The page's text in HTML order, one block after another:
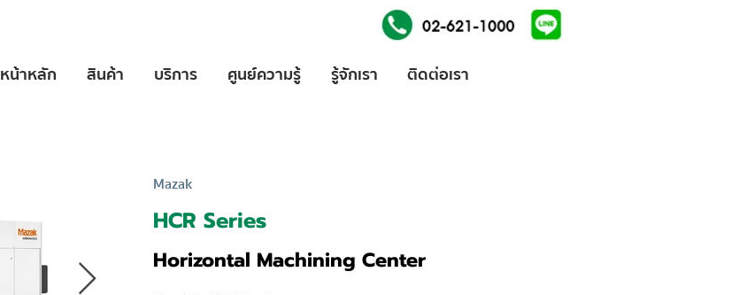
หน้าหลัก สินค้า บริการ ศูนย์ความรู้ รู้จักเรา ติดต่อเรา
Mazak
HCR Series
Horizontal Machining Center